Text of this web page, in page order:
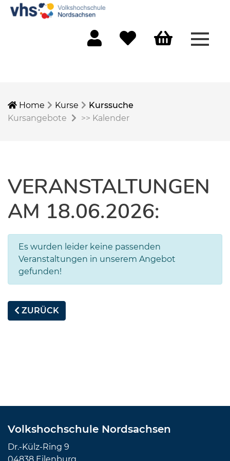
Home Kurse
Kurssuche
Kursangebote
>> Kalender
VERANSTALTUNGEN
AM 18.06.2026:
Es wurden leider keine passenden
Veranstaltungen in unserem Angebot
gefunden!
ZURÜCK
Volkshochschule Nordsachsen
Dr.-Külz-Ring 9